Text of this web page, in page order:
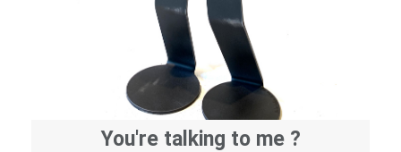
You're talking to me ?